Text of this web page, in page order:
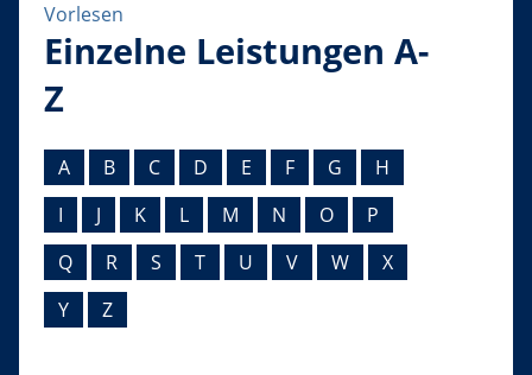
Vorlesen
Einzelne Leistungen A-
Z
A B C D E F G
H
I
J K L M N O
P
Q
R S T U V W
X
Y
Z